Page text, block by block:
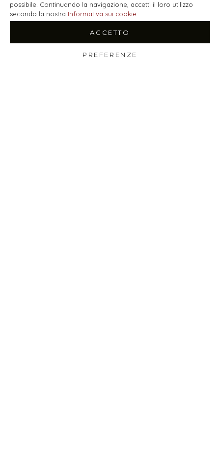
possibile. Continuando la navigazione, accetti il loro utilizzo
secondo la nostra Informativa sui cookie
ACCETTO
PREFERENZE